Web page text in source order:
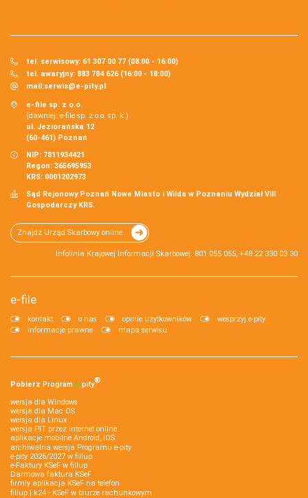
tel. serwisowy: 61 307 00 77 (08:00 - 16:00)
tel. awaryjny: 883 784 626 (16:00 - 18:00)
mail:serwis@e-pity.pl
e-file sp. z o.o.
(dawniej: e-file sp. z o.o. sp. k.)
ul. Jeziorańska 12
(60-461) Poznań
NIP: 7811934421
Regon: 365695953
KRS: 0001202973
Sąd Rejonowy Poznań Nowe Miasto i Wilda w Poznaniu Wydział VIII
Gospodarczy KRS.
Znajdź Urząd Skarbowy online
Infolinia Krajowej Informacji Skarbowej: 801 055 055, +48 22 330 03 30
e-file
kontakt o nas opinie użytkowników
wesprzyj e-pity
informacje prawne
mapa serwisu
Pobierz Program e‑pity®
wersja dla Windows
wersja dla Mac OS
wersja dla Linux
wersja PIT przez internet online
aplikacje mobilne Android, iOS
archiwalna wersja Programu e-pity
e-pity 2026/2027 w fillup
e‑Faktury KSeF w fillup
Darmowa faktura KSeF
firmly aplikacja KSeF na telefon
fillup | k24 - KSeF w biurze rachunkowym